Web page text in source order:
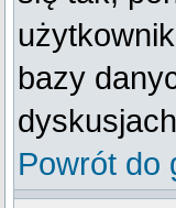
bazy
Powrót do